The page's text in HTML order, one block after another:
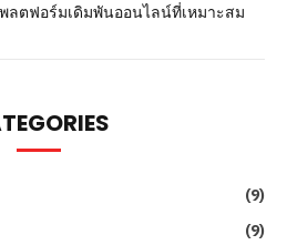
ลตฟอร์มเดิมพันออนไลน์ที่เหมาะสม
(9)
(9)